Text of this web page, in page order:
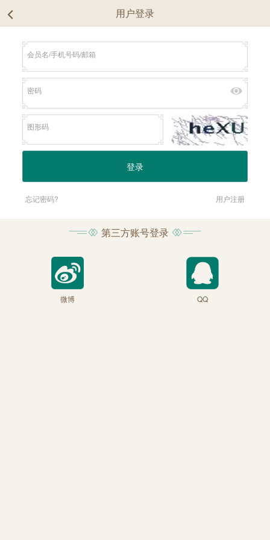
用户登录
忘记密码? 用户注册
第三方账号登录
微博 QQ